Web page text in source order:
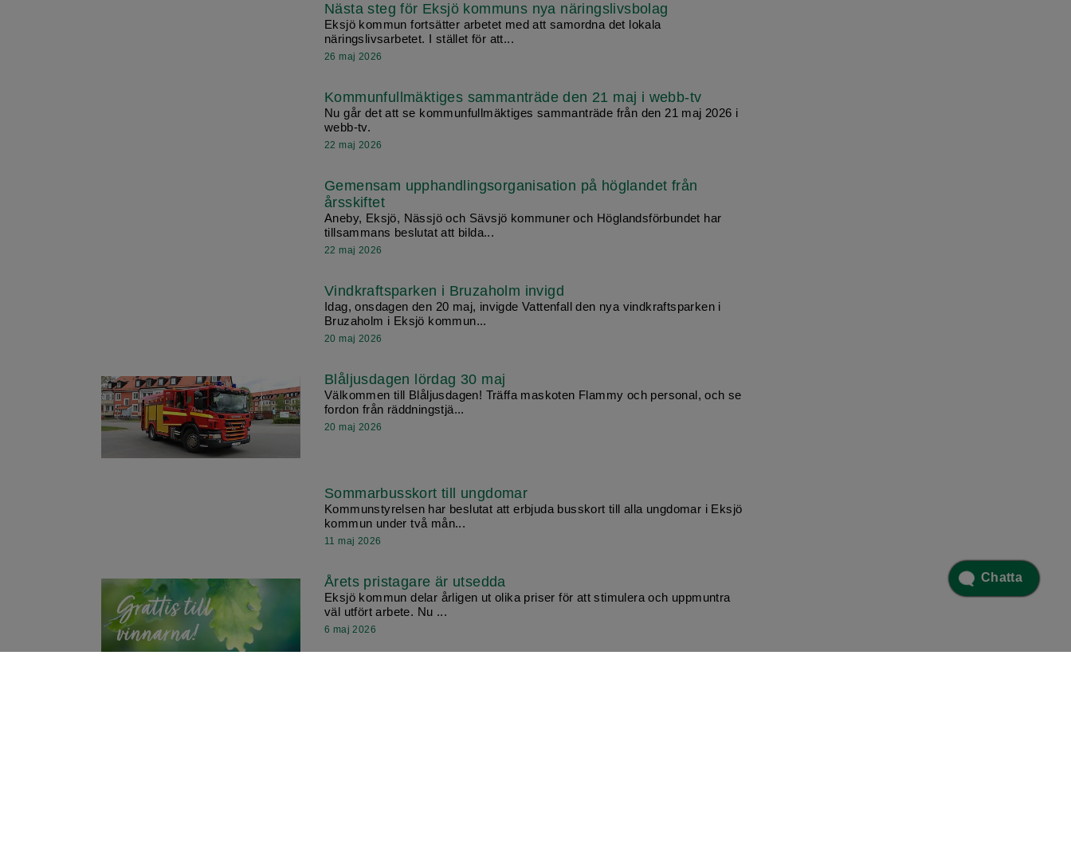
Nästa steg för Eksjö kommuns nya näringslivsbolag
Eksjö kommun fortsätter arbetet med att samordna det lokala
näringslivsarbetet. I stället för att...
26 maj 2026
Kommunfullmäktiges sammanträde den 21 maj i webb-tv
Nu går det att se kommunfullmäktiges sammanträde från den 21 maj 2026 i
webb-tv.
22 maj 2026
Gemensam upphandlingsorganisation på höglandet från
årsskiftet
Aneby, Eksjö, Nässjö och Sävsjö kommuner och Höglandsförbundet har
tillsammans beslutat att bilda...
22 maj 2026
Vindkraftsparken i Bruzaholm invigd
Idag, onsdagen den 20 maj, invigde Vattenfall den nya vindkraftsparken i
Bruzaholm i Eksjö kommun...
20 maj 2026
Blåljusdagen lördag 30 maj
Välkommen till Blåljusdagen! Träffa maskoten Flammy och personal, och se
fordon från räddningstjä...
20 maj 2026
Sommarbusskort till ungdomar
Kommunstyrelsen har beslutat att erbjuda busskort till alla ungdomar i Eksjö
kommun under två mån...
11 maj 2026
Årets pristagare är utsedda
Eksjö kommun delar årligen ut olika priser för att stimulera och uppmuntra
väl utfört arbete. Nu ...
6 maj 2026
Chatta